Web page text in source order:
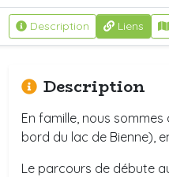
Description Liens
Description
En famille, nous
bord du lac de Bienne),
Le parcours de débute